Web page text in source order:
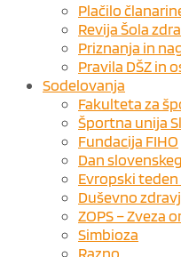
Plačilo
Revija Šola
Priznanja in
Pravila DŠZ in
Sodelovanja
Fakulteta za
Športna unija
Fundacija FIHO
Dan
Evropski
Duševno
ZOPS – Zveza
Simbioza
Razno